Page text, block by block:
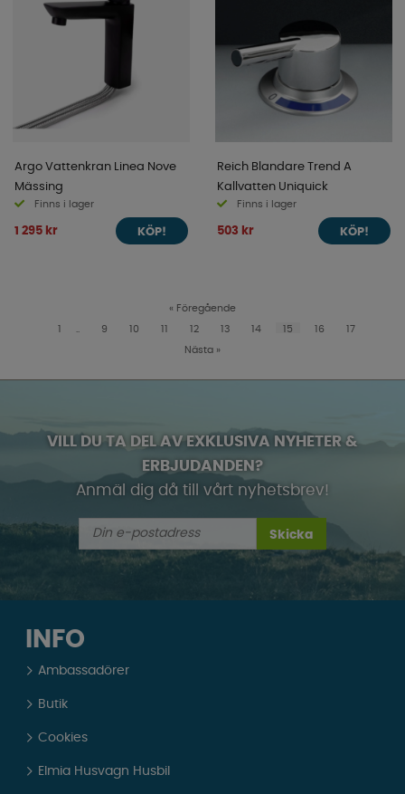
Argo Vattenkran Linea Nove
Mässing
Finns i lager
1 295 kr KÖP!
Reich Blandare Trend A
Kallvatten Uniquick
Finns i lager
503 kr KÖP!
« Föregående
1 9 10 11 12 13 14 15 16 17
Nästa »
VILL DU TA DEL AV EXKLUSIVA NYHETER &
ERBJUDANDEN?
Anmäl dig då till vårt nyhetsbrev!
Skicka
INFO
Ambassadörer
Butik
Cookies
Elmia Husvagn Husbil